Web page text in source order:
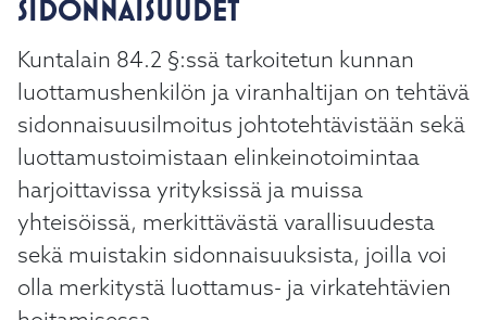
SIDONNAISUUDET
Kuntalain 84.2 §:ssä tarkoitetun kunnan
luottamushenkilön ja viranhaltijan on tehtävä
sidonnaisuusilmoitus johtotehtävistään sekä
luottamustoimistaan elinkeinotoimintaa
harjoittavissa yrityksissä ja muissa
yhteisöissä, merkittävästä varallisuudesta
sekä muistakin sidonnaisuuksista, joilla voi
olla merkitystä luottamus- ja virkatehtävien